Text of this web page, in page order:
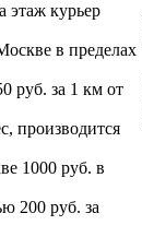
этаж курьер
в пределах
руб. за 1 км от
производится
1000 руб. в
200 руб. за